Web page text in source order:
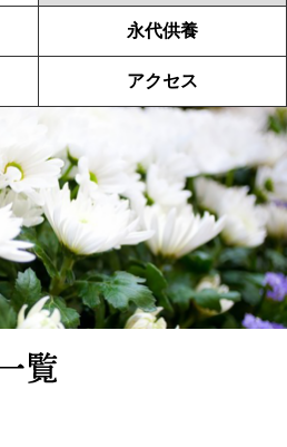
永代供養
アクセス